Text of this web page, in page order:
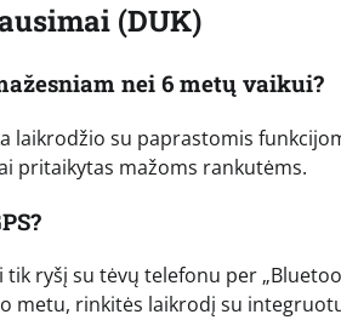
(DUK)
nei 6 metų vaikui?
laikrodžio su paprastomis
pritaikytas mažoms rankutėms.
ryšį su tėvų telefonu per
metu, rinkitės laikrodį su